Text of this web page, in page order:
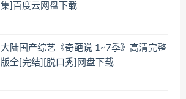
集]百度云网盘下载
大陆国产综艺《奇葩说 1~7季》高清完整
版全[完结][脱口秀]网盘下载